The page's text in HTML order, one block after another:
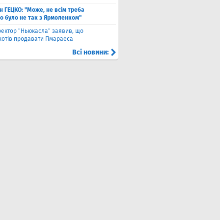
ГЕЦКО: "Може, не всім треба
було не так з Ярмоленком"
"Ньюкасла" заявив, що
продавати Гімараеса
Всі новини: